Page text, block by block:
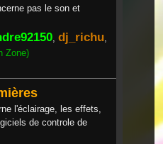
pas le son et
dj_richu
Zone)
l'éclairage, les effets,
de controle de